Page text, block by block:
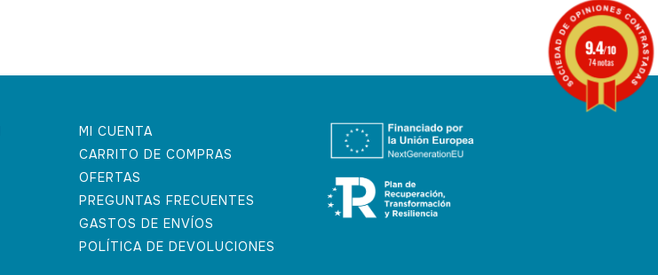
MI CUENTA
CARRITO DE COMPRAS
OFERTAS
PREGUNTAS FRECUENTES
GASTOS DE ENVÍOS
POLÍTICA DE DEVOLUCIONES
9.4/10
74 notas